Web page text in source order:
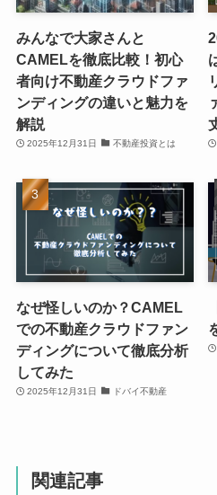
みんなで大家さんと
CAMELを徹底比較！初心
者向け不動産クラウドファ
ンディングの違いと魅力を
解説
2025年12月31日 不動産投資とは
なぜ怪しいのか？CAMEL
での不動産クラウドファン
ディングについて徹底分析
してみた
2025年12月31日 ドバイ不動産
関連記事